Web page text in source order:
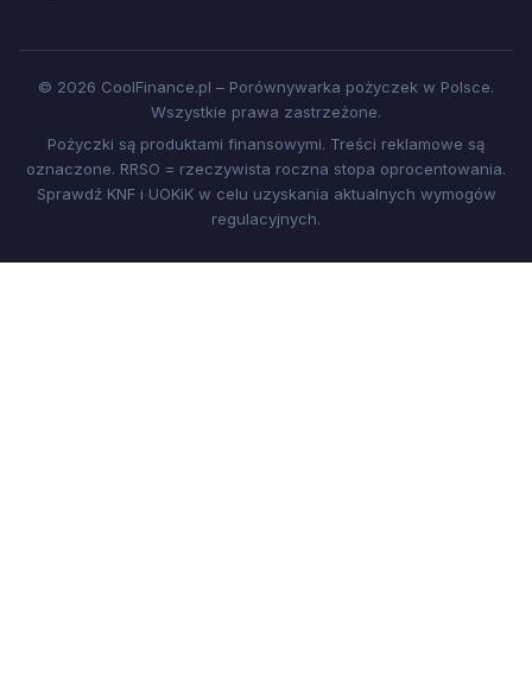
© 2026 CoolFinance.pl – Porównywarka pożyczek w Polsce.
Wszystkie prawa zastrzeżone.
Pożyczki są produktami finansowymi. Treści reklamowe są
oznaczone. RRSO = rzeczywista roczna stopa oprocentowania.
Sprawdź KNF i UOKiK w celu uzyskania aktualnych wymogów
regulacyjnych.